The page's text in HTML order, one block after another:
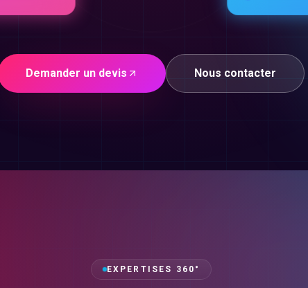
Demander un devis Nous contacter
EXPERTISES 360°